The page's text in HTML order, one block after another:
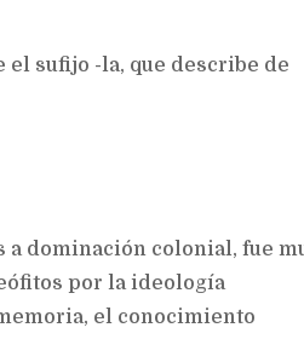
el sufijo -la, que describe de
a dominación colonial, fue
por la ideología
el conocimiento